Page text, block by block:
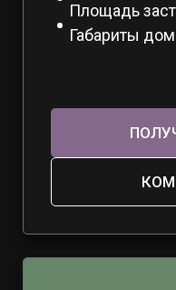
Площадь
Габариты